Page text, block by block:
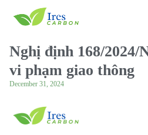
Nghị định 168/
vi phạm giao thông
December 31, 2024